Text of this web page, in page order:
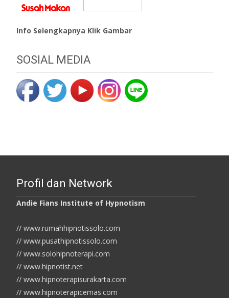
Info Selengkapnya Klik Gambar
SOSIAL MEDIA
Profil dan Network
Andie Fians Institute of Hypnotism
// www.rumahhipnotissolo.com
// www.pusathipnotissolo.com
// www.solohipnoterapi.com
// www.hipnotist.net
// www.hipnoterapisurakarta.com
// www.hipnoterapicemas.com